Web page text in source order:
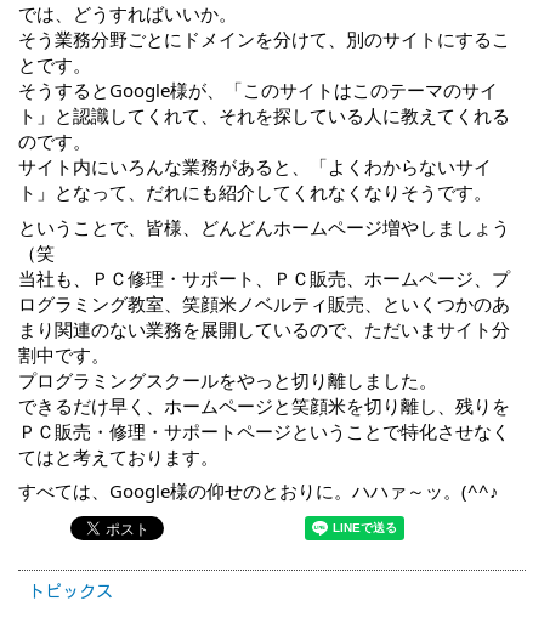
では、どうすればいいか。
そう業務分野ごとにドメインを分けて、別のサイトにするこ
とです。
そうするとGoogle様が、「このサイトはこのテーマのサイ
ト」と認識してくれて、それを探している人に教えてくれる
のです。
サイト内にいろんな業務があると、「よくわからないサイ
ト」となって、だれにも紹介してくれなくなりそうです。
ということで、皆様、どんどんホームページ増やしましょう
（笑
当社も、ＰＣ修理・サポート、ＰＣ販売、ホームページ、プ
ログラミング教室、笑顔米ノベルティ販売、といくつかのあ
まり関連のない業務を展開しているので、ただいまサイト分
割中です。
プログラミングスクールをやっと切り離しました。
できるだけ早く、ホームページと笑顔米を切り離し、残りを
ＰＣ販売・修理・サポートページということで特化させなく
てはと考えております。
すべては、Google様の仰せのとおりに。ハハァ～ッ。(^^♪
トピックス